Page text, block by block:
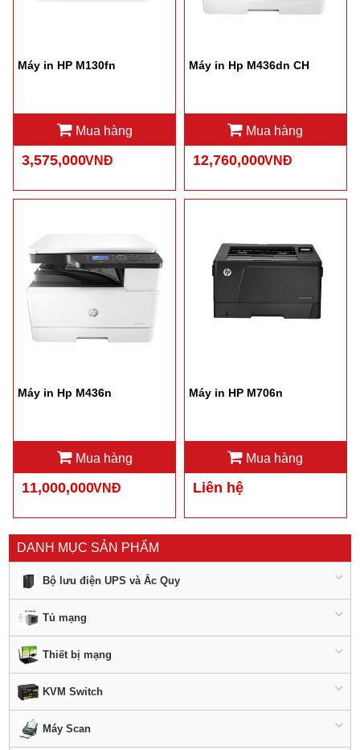
Máy in HP M130fn
Mua hàng
3,575,000VNĐ
Máy in Hp M436dn CH
Mua hàng
12,760,000VNĐ
Máy in Hp M436n
Mua hàng
11,000,000VNĐ
Máy in HP M706n
Mua hàng
Liên hệ
DANH MỤC SẢN PHẨM
Bộ lưu điện UPS và Ắc Quy
Tủ mạng
Thiết bị mạng
KVM Switch
Máy Scan